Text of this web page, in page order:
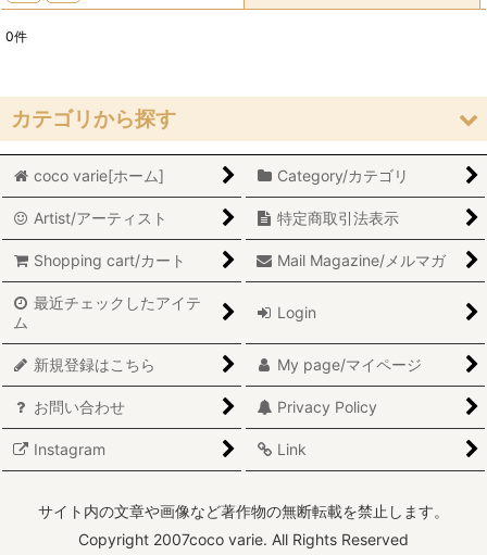
在庫あり
並び順:
絞り込む
0件
カテゴリから探す
Kitchen wear/キッチンウェア (All Items/全商品)
Finel/フィネル
CathrineHolm/キャサリンホルム
Enamel/Kockums/Nils Johanホウロウ
Stainless/koppar/Nils Johanステンレス/コッパ―
Cutlery Tong/カトラリー
Kitchen/otherキッチン
coco varie[ホーム] Category/カテゴリ
Artist/アーティスト 特定商取引法表示
Shopping cart/カート Mail Magazine/メルマガ
最近チェックしたアイテ
ム
Login
新規登録はこちら My page/マイページ
お問い合わせ Privacy Policy
Instagram Link
サイト内の文章や画像など著作物の無断転載を禁止します。
Copyright 2007coco varie. All Rights Reserved